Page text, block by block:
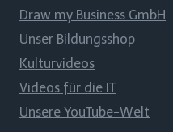
Draw my Business GmbH
Unser Bildungsshop
Kulturvideos
Videos für die IT
Unsere YouTube-Welt